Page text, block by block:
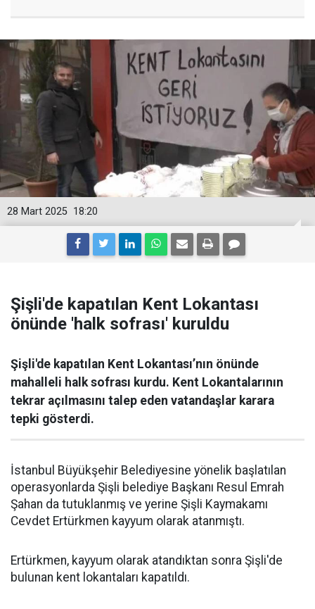
18:20
28 Mart 2025
Şişli'de kapatılan Kent Lokantası
önünde 'halk sofrası' kuruldu
Şişli'de kapatılan Kent Lokantası’nın önünde
mahalleli halk sofrası kurdu. Kent Lokantalarının
tekrar açılmasını talep eden vatandaşlar karara
tepki gösterdi.
İstanbul Büyükşehir Belediyesine yönelik başlatılan
operasyonlarda Şişli belediye Başkanı Resul Emrah
Şahan da tutuklanmış ve yerine Şişli Kaymakamı
Cevdet Ertürkmen kayyum olarak atanmıştı.
Ertürkmen, kayyum olarak atandıktan sonra Şişli'de
bulunan kent lokantaları kapatıldı.